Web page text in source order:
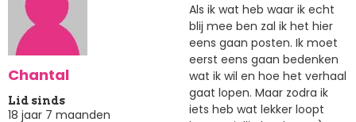
Chantal
Lid sinds
18 jaar 7 maanden
Als ik wat heb waar ik echt
blij mee ben zal ik het hier
eens gaan posten. Ik moet
eerst eens gaan bedenken
wat ik wil en hoe het verhaal
gaat lopen. Maar zodra ik
iets heb wat lekker loopt